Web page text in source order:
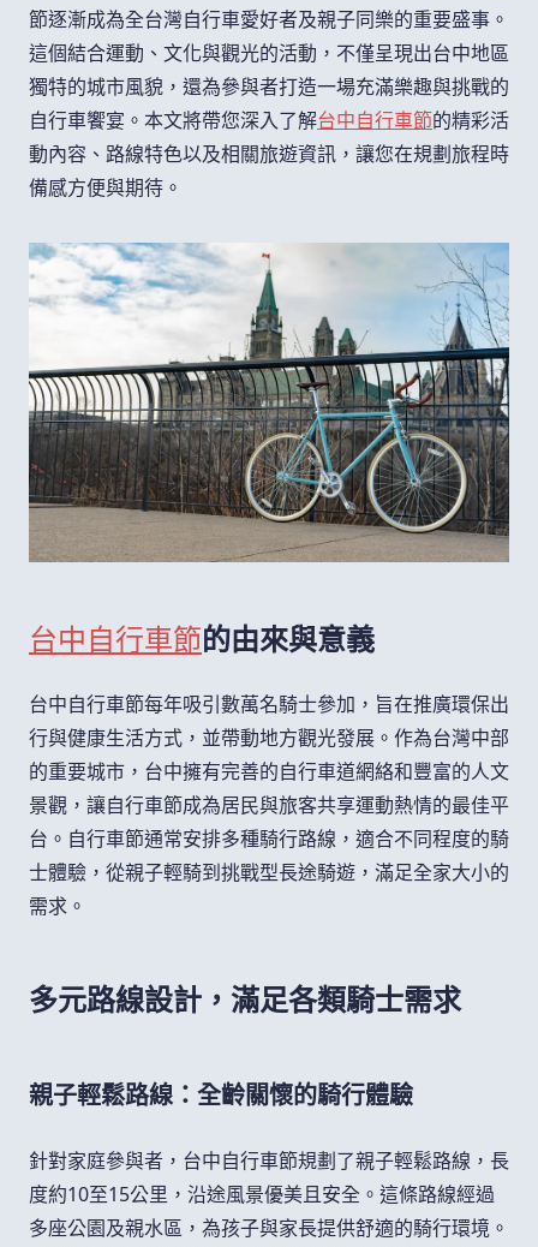
節逐漸成為全台灣自行車愛好者及親子同樂的重要盛事。
這個結合運動、文化與觀光的活動，不僅呈現出台中地區
獨特的城市風貌，還為參與者打造一場充滿樂趣與挑戰的
自行車饗宴。本文將帶您深入了解台中自行車節的精彩活
動內容、路線特色以及相關旅遊資訊，讓您在規劃旅程時
備感方便與期待。
台中自行車節的由來與意義
台中自行車節每年吸引數萬名騎士參加，旨在推廣環保出
行與健康生活方式，並帶動地方觀光發展。作為台灣中部
的重要城市，台中擁有完善的自行車道網絡和豐富的人文
景觀，讓自行車節成為居民與旅客共享運動熱情的最佳平
台。自行車節通常安排多種騎行路線，適合不同程度的騎
士體驗，從親子輕騎到挑戰型長途騎遊，滿足全家大小的
需求。
多元路線設計，滿足各類騎士需求
親子輕鬆路線：全齡關懷的騎行體驗
針對家庭參與者，台中自行車節規劃了親子輕鬆路線，長
度約10至15公里，沿途風景優美且安全。這條路線經過
多座公園及親水區，為孩子與家長提供舒適的騎行環境。